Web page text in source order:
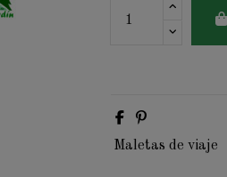
Maletas de viaje